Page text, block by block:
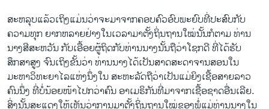
ສະຫລຸບແລ້ວເຖິງແມ່ນວ່າຈະມາຈາກຄອບຄົວອົບພະຍົບທີ່ປະສົບກັບ
ຄວາມທຸກ ຍາກຫລາຍຢ່າງໃນເວລາມາຕັ້ງຖິ່ນຖານໃໝ່ນັ້ນກໍຕາມ ທ່ານ
ນາງສີສະຫວັນ ກັບເອື້ອຍຜູ້ຖິດກັບທ່ານນາງນັ້ນຖືວ່າໂຊກດີ ທີ່ໄດ້ຮັບ
ສຶກສາສູງ ຈົນເຖິງຂັ້ນວ່າ ທ່ານນາງໄດ້ເປັນສາດສະດາຈານສອນໃນ
ມະຫາວິທະຍາໄລແຫ່ງນຶ່ງໃນ ສະຫະລັດຖືວ່າເປັນແມ່ຍິງເຊື້ອສາຍລາວ
ຄົນນຶ່ງ ທີ່ບໍ່ນ້ອຍໜ້າໄປກວ່າຄົນ ອາເມຣິກັນທີ່ມາຈາກເຊື້ອຊາດອື່ນເລີຍ.
ສິ່ງນັ້ນສະແດງໃຫ້ເຫັນວ່າການມາຕັ້ງຖິ່ນຖານໃໝ່ຂອງພໍ່ແມ່ທ່ານນາງໃນ